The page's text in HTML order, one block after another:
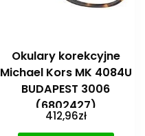
Okulary korekcyjne
Michael Kors MK 4084U
BUDAPEST 3006
(6802427)
412,96zł